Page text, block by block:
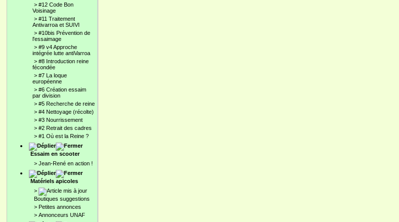
> #12 Code Bon
Voisinage
> #11 Traitement
Antivarroa et SUIVI
> #10bis Prévention de
l'essaimage
> #9 v4 Approche
intégrée lutte antiVarroa
> #8 Introduction reine
fécondée
> #7 La loque
européenne
> #6 Création essaim
par division
> #5 Recherche de reine
> #4 Nettoyage (récolte)
> #3 Nourrissement
> #2 Retrait des cadres
> #1 Où est la Reine ?
Essaim en scooter
> Jean-René en action !
Matériels apicoles
>
Boutiques suggestions
> Petites annonces
> Annonceurs UNAF